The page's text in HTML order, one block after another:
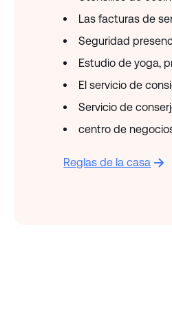
Las facturas de
Seguridad
Estudio de yoga,
El servicio de
Servicio de
centro de
Reglas de la casa